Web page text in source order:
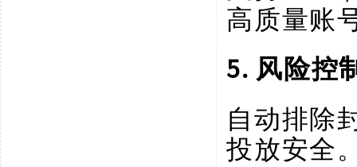
高质量账
5. 风险控
自动排除
投放安全